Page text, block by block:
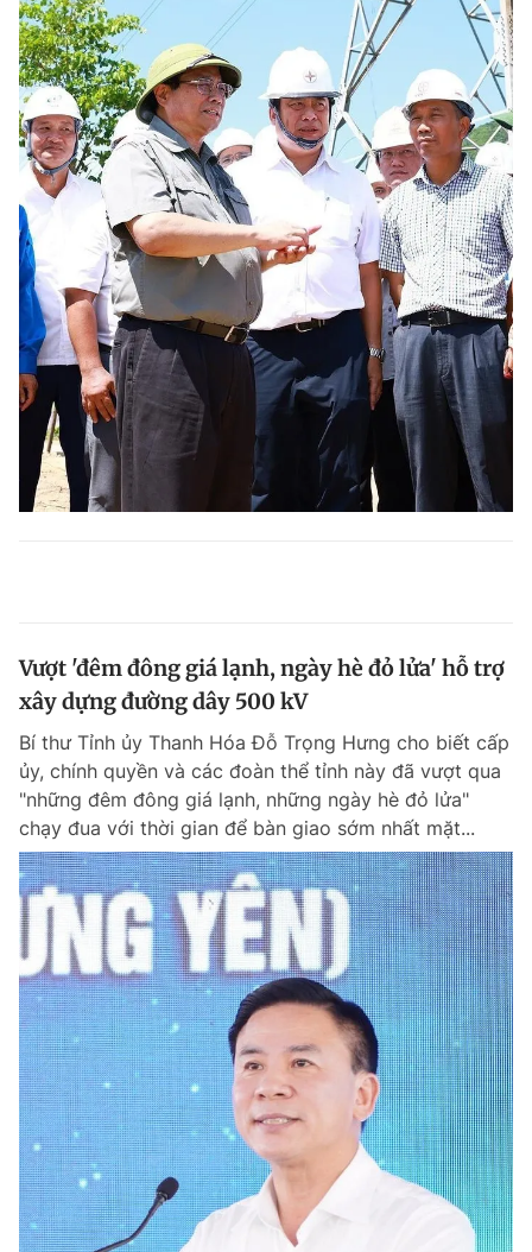
Vượt 'đêm đông giá lạnh, ngày hè đỏ lửa' hỗ trợ
xây dựng đường dây 500 kV
Bí thư Tỉnh ủy Thanh Hóa Đỗ Trọng Hưng cho biết cấp
ủy, chính quyền và các đoàn thể tỉnh này đã vượt qua
"những đêm đông giá lạnh, những ngày hè đỏ lửa"
chạy đua với thời gian để bàn giao sớm nhất mặt...